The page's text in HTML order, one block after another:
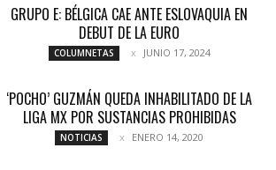
GRUPO E: BÉLGICA CAE ANTE ESLOVAQUIA EN
DEBUT DE LA EURO
COLUMNETAS JUNIO 17, 2024
‘POCHO’ GUZMÁN QUEDA INHABILITADO DE LA
LIGA MX POR SUSTANCIAS PROHIBIDAS
NOTICIAS ENERO 14, 2020